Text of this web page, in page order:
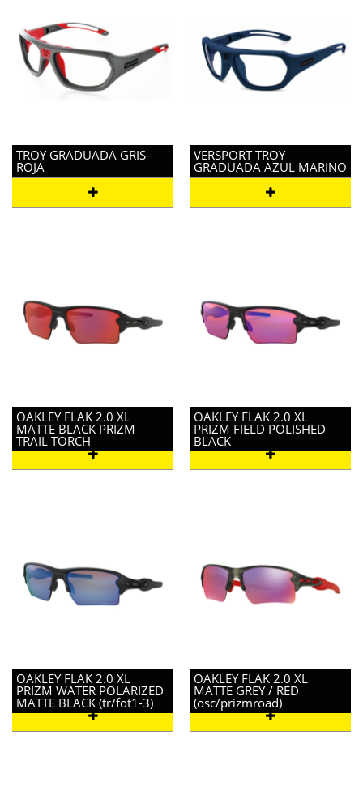
TROY GRADUADA GRIS-
ROJA
VERSPORT TROY
GRADUADA AZUL MARINO
OAKLEY FLAK 2.0 XL
MATTE BLACK PRIZM
TRAIL TORCH
OAKLEY FLAK 2.0 XL
PRIZM FIELD POLISHED
BLACK
OAKLEY FLAK 2.0 XL
PRIZM WATER POLARIZED
MATTE BLACK (tr/fot1-3)
OAKLEY FLAK 2.0 XL
MATTE GREY / RED
(osc/prizmroad)